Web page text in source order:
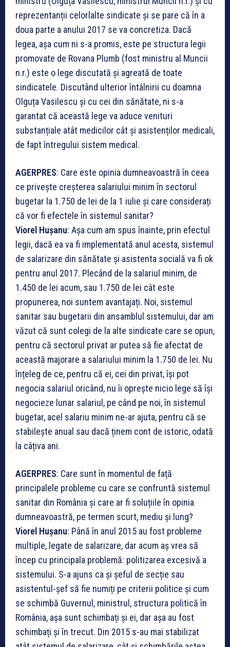
reprezentanții celorlalte sindicate și se pare că în a
doua parte a anului 2017 se va concretiza. Dacă
legea, așa cum ni s-a promis, este pe structura legii
promovate de Rovana Plumb (fost ministru al Muncii
n.r.) este o lege discutată și agreată de toate
sindicatele. Discutând ulterior întâlnirii cu doamna
Olguța Vasilescu și cu cei din sănătate, ni s-a
garantat că această lege va aduce venituri
substanțiale atât medicilor cât și asistenților medicali,
de fapt întregului sistem medical.
AGERPRES: Care este opinia dumneavoastră în ceea
ce privește creșterea salariului minim în sectorul
bugetar la 1.750 de lei de la 1 iulie și care considerați
că vor fi efectele în sistemul sanitar?
Viorel Hușanu: Așa cum am spus înainte, prin efectul
legii, dacă ea va fi implementată anul acesta, sistemul
de salarizare din sănătate și asistenta socială va fi ok
pentru anul 2017. Plecând de la salariul minim, de
1.450 de lei acum, sau 1.750 de lei cât este
propunerea, noi suntem avantajați. Noi, sistemul
sanitar sau bugetarii din ansamblul sistemului, dar am
văzut că sunt colegi de la alte sindicate care se opun,
pentru că sectorul privat ar putea să fie afectat de
această majorare a salariului minim la 1.750 de lei. Nu
înțeleg de ce, pentru că ei, cei din privat, își pot
negocia salariul oricând, nu îi oprește nicio lege să își
negocieze lunar salariul, pe când pe noi, în sistemul
bugetar, acel salariu minim ne-ar ajuta, pentru că se
stabilește anual sau dacă ținem cont de istoric, odată
la câțiva ani.
AGERPRES: Care sunt în momentul de față
principalele probleme cu care se confruntă sistemul
sanitar din România și care ar fi soluțiile în opinia
dumneavoastră, pe termen scurt, mediu și lung?
Viorel Hușanu: Până în anul 2015 au fost probleme
multiple, legate de salarizare, dar acum aș vrea să
încep cu principala problemă: politizarea excesivă a
sistemului. S-a ajuns ca și șeful de secție sau
asistentul-șef să fie numiți pe criterii politice și cum
se schimbă Guvernul, ministrul, structura politică în
România, așa sunt schimbați și ei, dar așa au fost
schimbați și în trecut. Din 2015 s-au mai stabilizat